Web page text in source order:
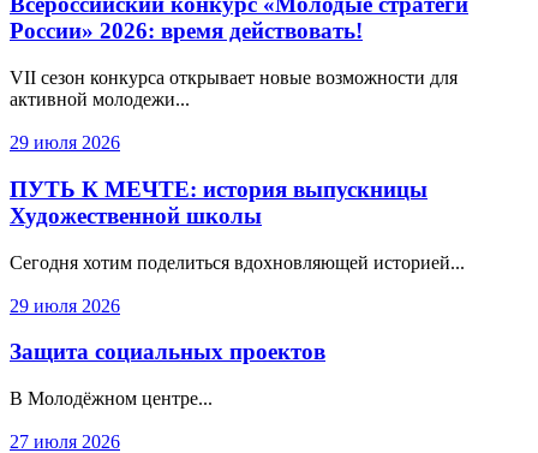
России» 2026: время действовать!
VII сезон конкурса открывает новые возможности для
активной молодежи...
29 июля 2026
ПУТЬ К МЕЧТЕ: история выпускницы
Художественной школы
Сегодня хотим поделиться вдохновляющей историей...
29 июля 2026
Защита социальных проектов
В Молодёжном центре...
27 июля 2026